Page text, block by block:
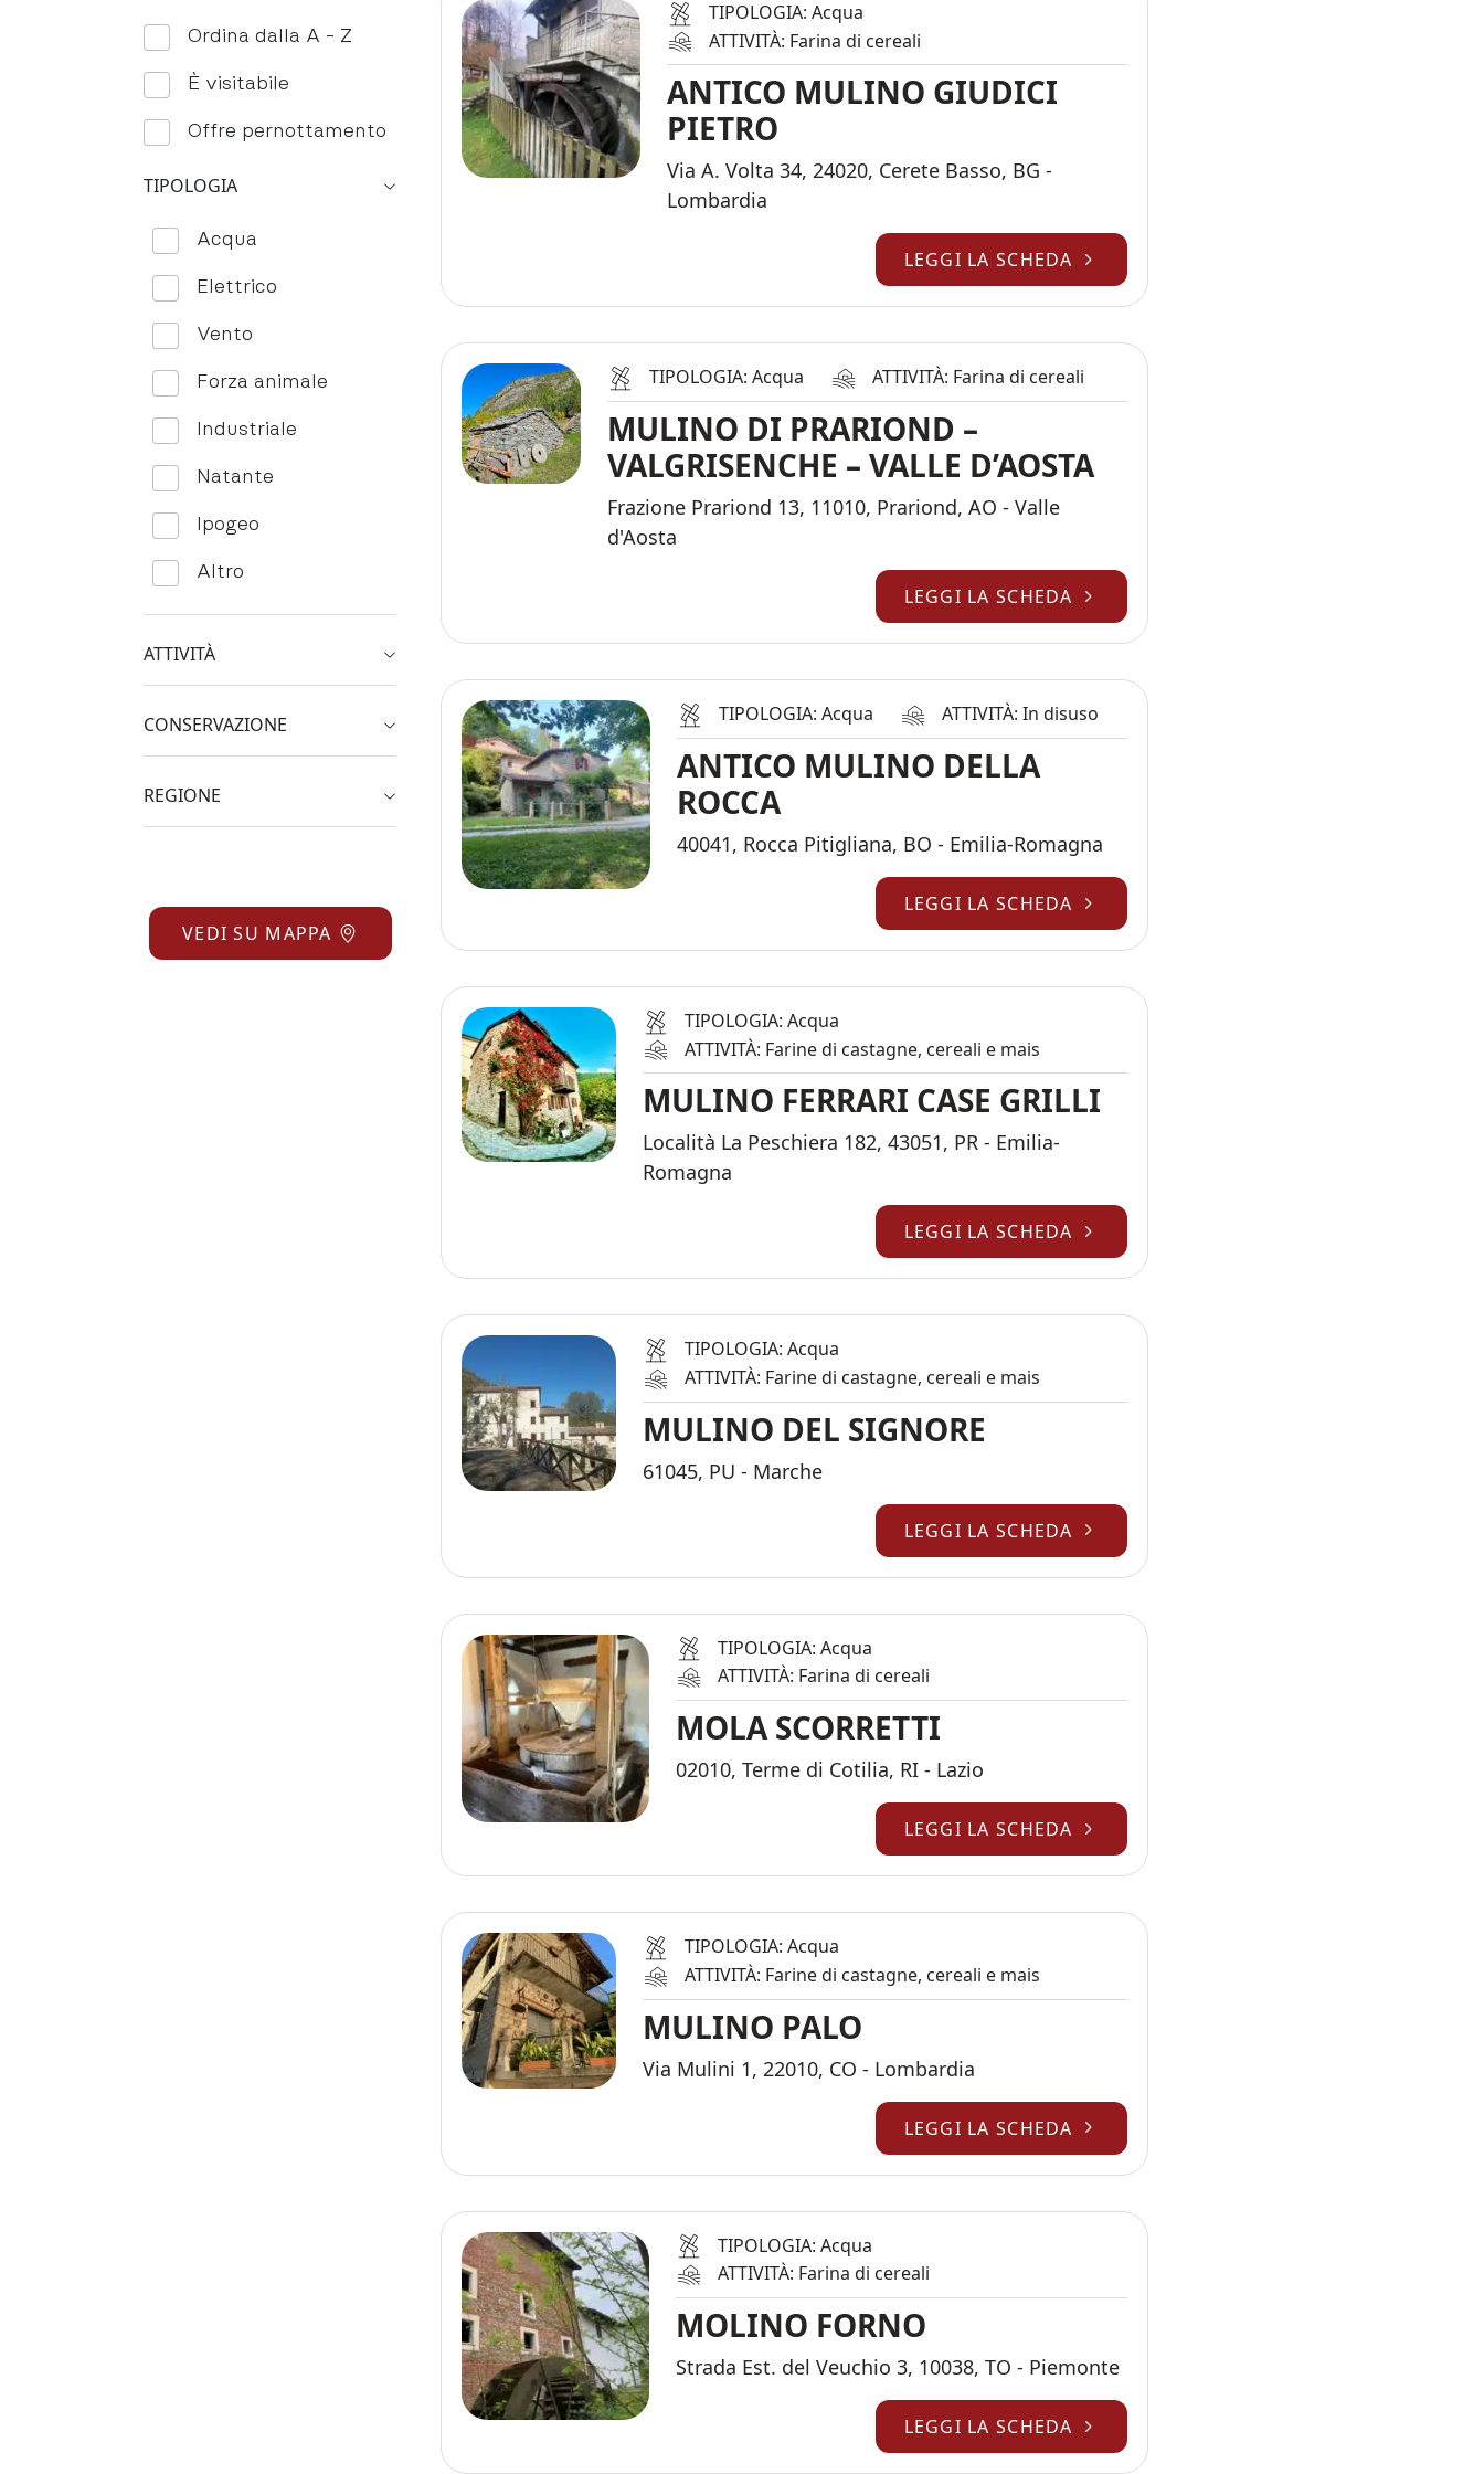
Ordina dalla A - Z
È visitabile
Offre pernottamento
TIPOLOGIA
Acqua
Elettrico
Vento
Forza animale
Industriale
Natante
Ipogeo
Altro
ATTIVITÀ
CONSERVAZIONE
REGIONE
VEDI SU MAPPA
TIPOLOGIA: Acqua
ATTIVITÀ: Farina di cereali
ANTICO MULINO GIUDICI
PIETRO
Via A. Volta 34, 24020, Cerete Basso, BG -
Lombardia
LEGGI LA SCHEDA
TIPOLOGIA: Acqua ATTIVITÀ: Farina di cereali
MULINO DI PRARIOND –
VALGRISENCHE – VALLE D’AOSTA
Frazione Prariond 13, 11010, Prariond, AO - Valle
d'Aosta
LEGGI LA SCHEDA
TIPOLOGIA: Acqua ATTIVITÀ: In disuso
ANTICO MULINO DELLA
ROCCA
40041, Rocca Pitigliana, BO - Emilia-Romagna
LEGGI LA SCHEDA
TIPOLOGIA: Acqua
ATTIVITÀ: Farine di castagne, cereali e mais
MULINO FERRARI CASE GRILLI
Località La Peschiera 182, 43051, PR - Emilia-
Romagna
LEGGI LA SCHEDA
TIPOLOGIA: Acqua
ATTIVITÀ: Farine di castagne, cereali e mais
MULINO DEL SIGNORE
61045, PU - Marche
LEGGI LA SCHEDA
TIPOLOGIA: Acqua
ATTIVITÀ: Farina di cereali
MOLA SCORRETTI
02010, Terme di Cotilia, RI - Lazio
LEGGI LA SCHEDA
TIPOLOGIA: Acqua
ATTIVITÀ: Farine di castagne, cereali e mais
MULINO PALO
Via Mulini 1, 22010, CO - Lombardia
LEGGI LA SCHEDA
TIPOLOGIA: Acqua
ATTIVITÀ: Farina di cereali
MOLINO FORNO
Strada Est. del Veuchio 3, 10038, TO - Piemonte
LEGGI LA SCHEDA